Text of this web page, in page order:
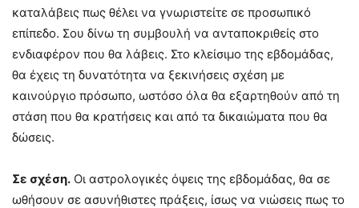
καταλάβεις πως θέλει να γνωριστείτε σε προσωπικό
επίπεδο. Σου δίνω τη συμβουλή να ανταποκριθείς στο
ενδιαφέρον που θα λάβεις. Στο κλείσιμο της εβδομάδας,
θα έχεις τη δυνατότητα να ξεκινήσεις σχέση με
καινούργιο πρόσωπο, ωστόσο όλα θα εξαρτηθούν από τη
στάση που θα κρατήσεις και από τα δικαιώματα που θα
δώσεις.
Σε σχέση. Οι αστρολογικές όψεις της εβδομάδας, θα σε
ωθήσουν σε ασυνήθιστες πράξεις, ίσως να νιώσεις πως το